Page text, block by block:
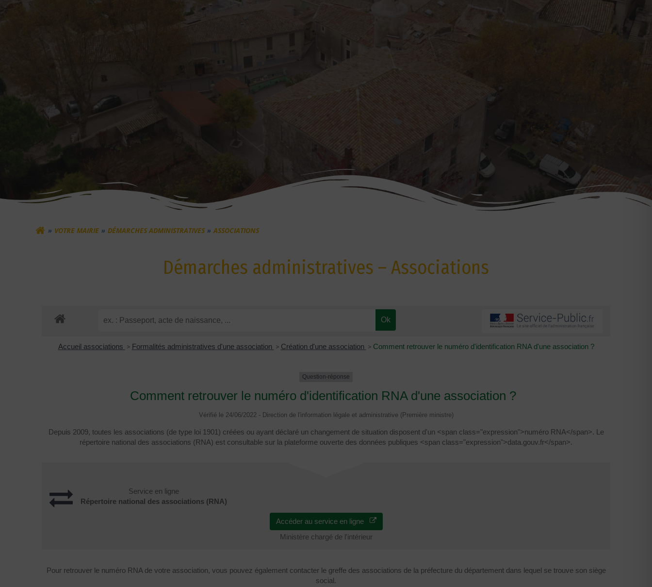
VOTRE MAIRIE DÉMARCHES ADMINISTRATIVES ASSOCIATIONS
Démarches administratives – Associations
Accueil associations > Formalités administratives d'une association > Création d'une association > Comment retrouver le numéro d'identification RNA d'une association ?
Question-réponse
Comment retrouver le numéro d'identification RNA d'une association ?
Vérifié le 24/06/2022 - Direction de l'information légale et administrative (Première ministre)
Depuis 2009, toutes les associations (de type loi 1901) créées ou ayant déclaré un changement de situation disposent d'un <span class="expression">numéro RNA</span>. Le
répertoire national des associations (RNA) est consultable sur la plateforme ouverte des données publiques <span class="expression">data.gouv.fr</span>.
Service en ligne
Répertoire national des associations (RNA)
Accéder au service en ligne
Ministère chargé de l'intérieur
Pour retrouver le numéro RNA de votre association, vous pouvez également contacter le greffe des associations de la préfecture du département dans lequel se trouve son siège
social.